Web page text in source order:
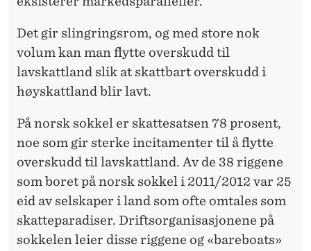
Det gir slingringsrom, og med store nok
volum kan man flytte overskudd til
lavskattland slik at skattbart overskudd i
høyskattland blir lavt.
På norsk sokkel er skattesatsen 78 prosent,
noe som gir sterke incitamenter til å flytte
overskudd til lavskattland. Av de 38 riggene
som boret på norsk sokkel i 2011/2012 var 25
eid av selskaper i land som ofte omtales som
skatteparadiser. Driftsorganisasjonene på
sokkelen leier disse riggene og «bareboats»